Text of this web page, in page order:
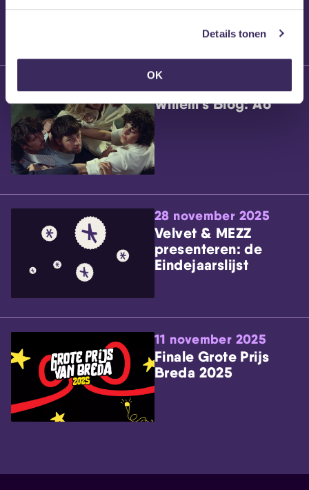
Details tonen
OK
Brennt Vanneste
Willem’s Blog: Ão
28 november 2025
Velvet & MEZZ
presenteren: de
Eindejaarslijst
11 november 2025
Finale Grote Prijs
Breda 2025